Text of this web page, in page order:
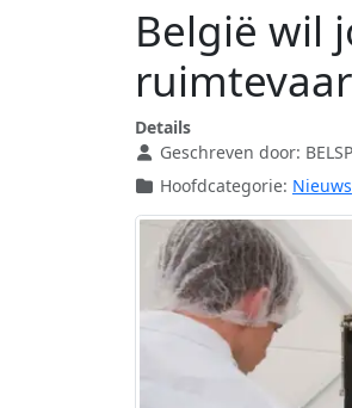
België wil
Details
Geschreven door:
Hoofdcategorie: Nieuws